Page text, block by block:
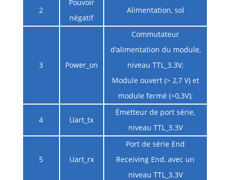
2
Pouvoir
négatif
Alimentation, sol
3 Power_on
Commutateur
d'alimentation du module,
niveau TTL_3.3V;
Module ouvert (> 2,7 V) et
module fermé (<0,3V);
4 Uart_tx
Émetteur de port série,
niveau TTL_3.3V
5 Uart_rx
Port de série End
Receiving End, avec un
niveau TTL_3.3V